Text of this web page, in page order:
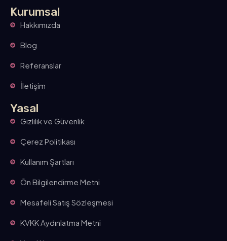
Kurumsal
Hakkımızda
Blog
Referanslar
İletişim
Yasal
Gizlilik ve Güvenlik
Çerez Politikası
Kullanım Şartları
Ön Bilgilendirme Metni
Mesafeli Satış Sözleşmesi
KVKK Aydınlatma Metni